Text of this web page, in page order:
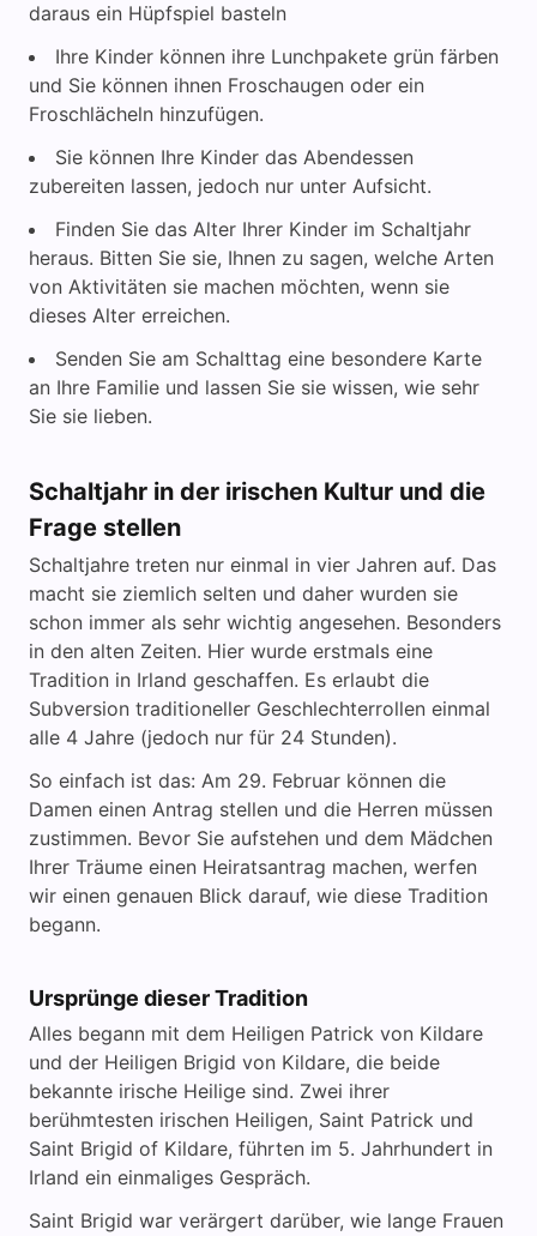
daraus ein Hüpfspiel basteln
Ihre Kinder können ihre Lunchpakete grün färben
und Sie können ihnen Froschaugen oder ein
Froschlächeln hinzufügen.
Sie können Ihre Kinder das Abendessen
zubereiten lassen, jedoch nur unter Aufsicht.
Finden Sie das Alter Ihrer Kinder im Schaltjahr
heraus. Bitten Sie sie, Ihnen zu sagen, welche Arten
von Aktivitäten sie machen möchten, wenn sie
dieses Alter erreichen.
Senden Sie am Schalttag eine besondere Karte
an Ihre Familie und lassen Sie sie wissen, wie sehr
Sie sie lieben.
Schaltjahr in der irischen Kultur und die
Frage stellen
Schaltjahre treten nur einmal in vier Jahren auf. Das
macht sie ziemlich selten und daher wurden sie
schon immer als sehr wichtig angesehen. Besonders
in den alten Zeiten. Hier wurde erstmals eine
Tradition in Irland geschaffen. Es erlaubt die
Subversion traditioneller Geschlechterrollen einmal
alle 4 Jahre (jedoch nur für 24 Stunden).
So einfach ist das: Am 29. Februar können die
Damen einen Antrag stellen und die Herren müssen
zustimmen. Bevor Sie aufstehen und dem Mädchen
Ihrer Träume einen Heiratsantrag machen, werfen
wir einen genauen Blick darauf, wie diese Tradition
begann.
Ursprünge dieser Tradition
Alles begann mit dem Heiligen Patrick von Kildare
und der Heiligen Brigid von Kildare, die beide
bekannte irische Heilige sind. Zwei ihrer
berühmtesten irischen Heiligen, Saint Patrick und
Saint Brigid of Kildare, führten im 5. Jahrhundert in
Irland ein einmaliges Gespräch.
Saint Brigid war verärgert darüber, wie lange Frauen